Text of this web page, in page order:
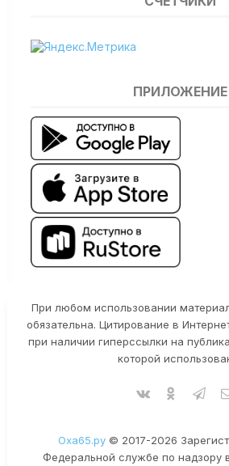
ПРИЛОЖЕНИЕ
При любом использовании
обязательна. Цитирование в
при наличии гиперссылки на
которой
Оха65.ру© 2017-2026
Федеральной службе по надзору